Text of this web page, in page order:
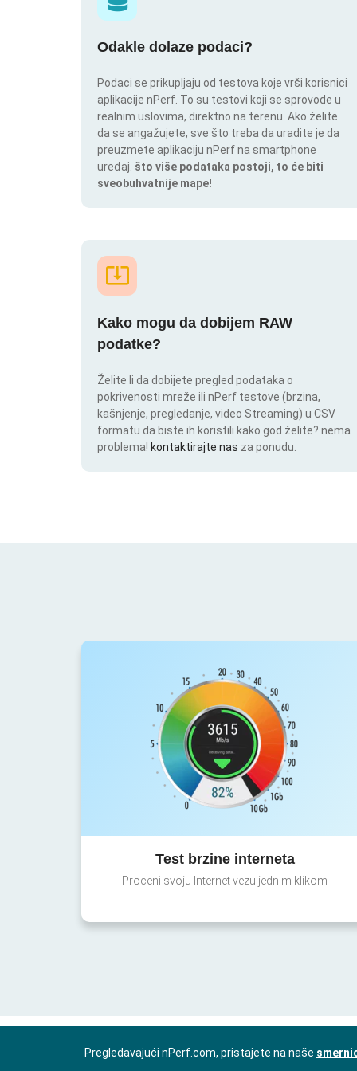
Odakle dolaze podaci?
Podaci se prikupljaju od testova koje vrši korisnici
aplikacije nPerf. To su testovi koji se sprovode u
realnim uslovima, direktno na terenu. Ako želite
da se angažujete, sve što treba da uradite je da
preuzmete aplikaciju nPerf na smartphone
uređaj. što više podataka postoji, to će biti
sveobuhvatnije mape!
Kako mogu da dobijem RAW
podatke?
Želite li da dobijete pregled podataka o
pokrivenosti mreže ili nPerf testove (brzina,
kašnjenje, pregledanje, video Streaming) u CSV
formatu da biste ih koristili kako god želite? nema
problema! kontaktirajte nas za ponudu.
Test brzine interneta
Proceni svoju Internet vezu jednim klikom
Pregledavajući nPerf.com, pristajete na naše